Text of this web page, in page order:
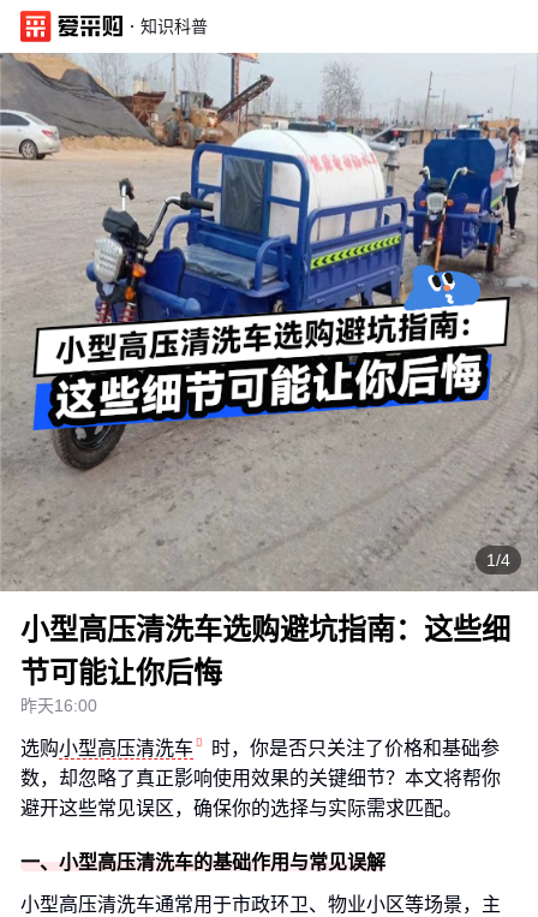
· 知识科普
1/4
小型高压清洗车选购避坑指南：这些细
节可能让你后悔
昨天16:00
选购小型高压清洗车
时，你是否只关注了价格和基础参
数，却忽略了真正影响使用效果的关键细节？本文将帮你
避开这些常见误区，确保你的选择与实际需求匹配。
一、小型高压清洗车的基础作用与常见误解
小型高压清洗车通常用于市政环卫、物业小区等场景，主